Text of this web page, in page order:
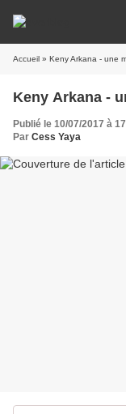
Accueil » Keny Arkana - une
Keny Arkana -
Publié le 10/07/2017 à
Par Cess Yaya